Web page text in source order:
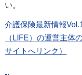
い。
介護保険最新情報
（LIFE）の運営主体
サイトへリンク）